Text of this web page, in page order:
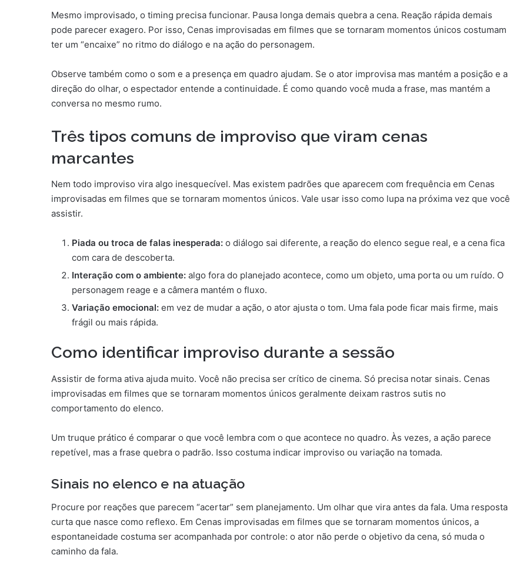
Mesmo improvisado, o timing precisa funcionar. Pausa longa demais quebra a cena. Reação rápida demais
pode parecer exagero. Por isso, Cenas improvisadas em filmes que se tornaram momentos únicos costumam
ter um “encaixe” no ritmo do diálogo e na ação do personagem.
Observe também como o som e a presença em quadro ajudam. Se o ator improvisa mas mantém a posição e a
direção do olhar, o espectador entende a continuidade. É como quando você muda a frase, mas mantém a
conversa no mesmo rumo.
Três tipos comuns de improviso que viram cenas
marcantes
Nem todo improviso vira algo inesquecível. Mas existem padrões que aparecem com frequência em Cenas
improvisadas em filmes que se tornaram momentos únicos. Vale usar isso como lupa na próxima vez que você
assistir.
Piada ou troca de falas inesperada: o diálogo sai diferente, a reação do elenco segue real, e a cena fica
com cara de descoberta.
Interação com o ambiente: algo fora do planejado acontece, como um objeto, uma porta ou um ruído. O
personagem reage e a câmera mantém o fluxo.
Variação emocional: em vez de mudar a ação, o ator ajusta o tom. Uma fala pode ficar mais firme, mais
frágil ou mais rápida.
Como identificar improviso durante a sessão
Assistir de forma ativa ajuda muito. Você não precisa ser crítico de cinema. Só precisa notar sinais. Cenas
improvisadas em filmes que se tornaram momentos únicos geralmente deixam rastros sutis no
comportamento do elenco.
Um truque prático é comparar o que você lembra com o que acontece no quadro. Às vezes, a ação parece
repetível, mas a frase quebra o padrão. Isso costuma indicar improviso ou variação na tomada.
Sinais no elenco e na atuação
Procure por reações que parecem “acertar” sem planejamento. Um olhar que vira antes da fala. Uma resposta
curta que nasce como reflexo. Em Cenas improvisadas em filmes que se tornaram momentos únicos, a
espontaneidade costuma ser acompanhada por controle: o ator não perde o objetivo da cena, só muda o
caminho da fala.